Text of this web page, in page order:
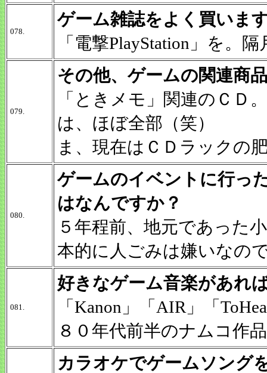
078.
ゲーム雑誌をよく買いま
「電撃PlayStation」を。
079.
その他、ゲームの関連商
「ときメモ」関連のＣＤ
は、ほぼ全部（笑）
ま、現在はＣＤラックの
080.
ゲームのイベントに行っ
はなんですか？
５年程前、地元であった
本的に人ごみは嫌いなの
081.
好きなゲーム音楽があれ
「Kanon」「AIR」「
８０年代前半のナムコ作
カラオケでゲームソング